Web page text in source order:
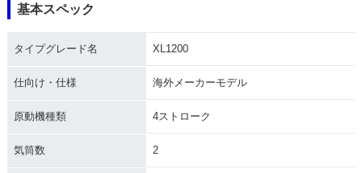
1998年 XL1200
基本スペック
タイプグレード名 XL1200
仕向け・仕様 海外メーカーモデル
原動機種類 4ストローク
気筒数 2